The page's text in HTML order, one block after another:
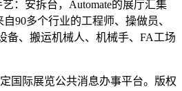
：安拆台，Automate的展厅汇集
90多个行业的工程师、操做员、
备、搬运机械人、机械手、FA工场
国际展览公共消息办事平台。版权